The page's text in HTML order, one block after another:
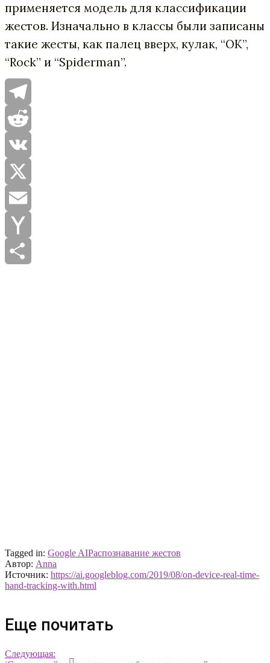
применяется модель для классификации
жестов. Изначально в классы были записаны
такие жесты, как палец вверх, кулак, “OK”,
“Rock” и “Spiderman”.
Telegram
Reddit
VK
X
Email
Yahoo
Tagged in: Google AIРаспознавание жестов
Автор: Anna
Источник: https://ai.googleblog.com/2019/08/on-device-real-time-
hand-tracking-with.html
Еще почитать
Следующая: